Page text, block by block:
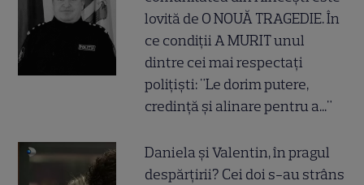
lovită de O NOUĂ TRAGEDIE. În
ce condiții A MURIT unul
dintre cei mai respectați
polițiști: "Le dorim putere,
credință și alinare pentru a..."
Daniela și Valentin, în pragul
despărțirii? Cei doi s-au strâns